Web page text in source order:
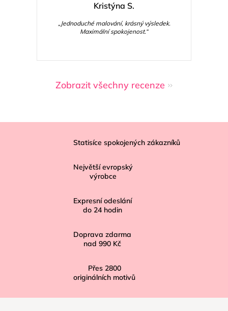
Kristýna S.
„Jednoduché malování, krásný výsledek.
Maximální spokojenost.“
Zobrazit všechny recenze
Statisíce spokojených zákazníků
Největší evropský
výrobce
Expresní odeslání
do 24 hodin
Doprava zdarma
nad 990 Kč
Přes 2800
originálních motivů